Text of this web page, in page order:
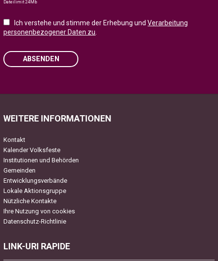
Dateilimit 24Mb
Ich verstehe und stimme der Erhebung undVerarbeitung
personenbezogener Daten zu
ABSENDEN
WEITERE INFORMATIONEN
Kontakt
Kalender Volksfeste
Institutionen und Behörden
Gemeinden
Entwicklungsverbände
Lokale Aktionsgruppe
Nützliche Kontakte
Ihre Nutzung von cookies
Datenschutz-Richtlinie
LINK-URI RAPIDE